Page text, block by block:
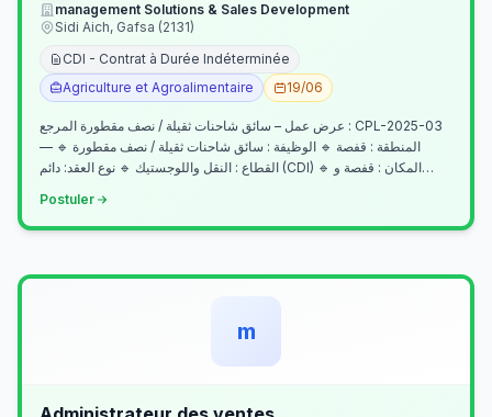
management Solutions & Sales Development
Sidi Aich, Gafsa (2131)
CDI - Contrat à Durée Indéterminée
Agriculture et Agroalimentaire
19/06
عرض عمل – سائق شاحنات ثقيلة / نصف مقطورة المرجع : CPL-2025-03
— المنطقة : قفصة 🔹 الوظيفة : سائق شاحنات ثقيلة / نصف مقطورة 🔹
القطاع : النقل واللوجستيك 🔹 نوع العقد: دائم (CDI) 🔹 المكان : قفصة و…
Postuler
m